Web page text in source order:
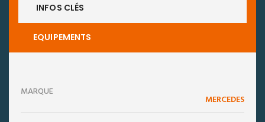
INFOS CLÉS
EQUIPEMENTS
MARQUE
MERCEDES